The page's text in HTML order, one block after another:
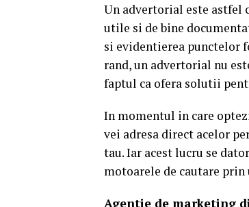
Un advertorial este
utile si de bine
si evidentierea punctelor
rand, un advertorial nu
faptul ca ofera solutii
In momentul in care
vei adresa direct acelor
tau. Iar acest lucru se
motoarele de cautare
Agentie de marketing